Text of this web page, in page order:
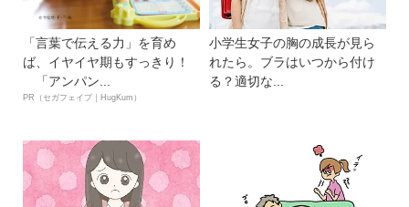
「言葉で伝える力」を育め
ば、イヤイヤ期もすっきり！
「アンパン...
PR（セガフェイブ｜HugKum）
小学生女子の胸の成長が見ら
れたら。ブラはいつから付け
る？適切な...